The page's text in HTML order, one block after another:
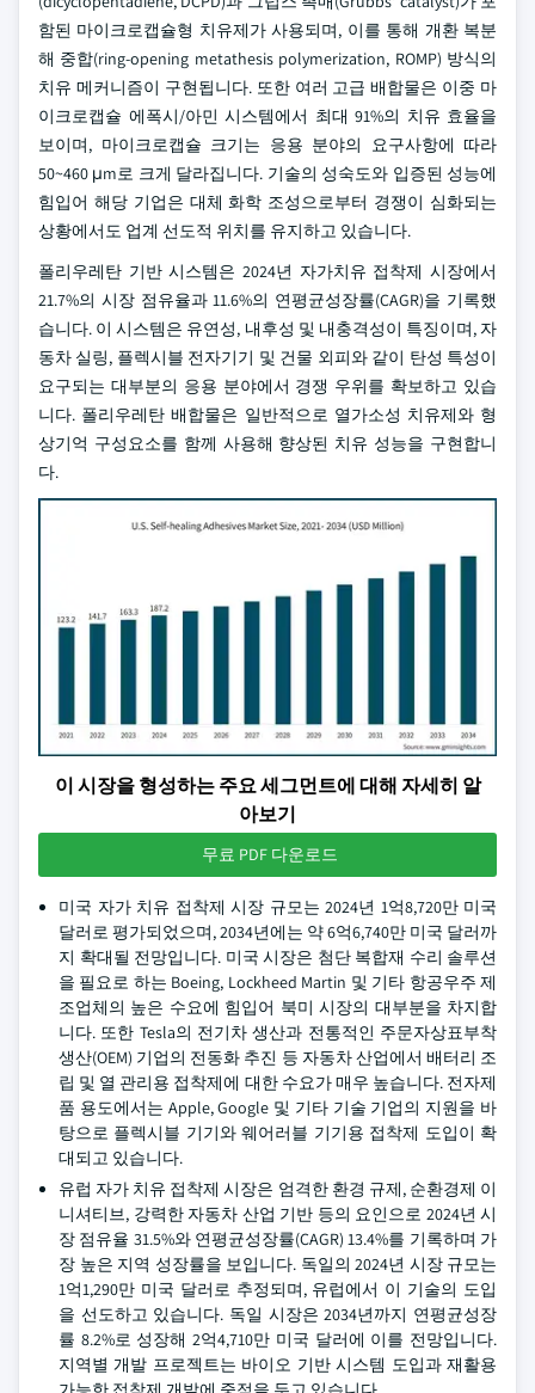
함된 마이크로캡슐형 치유제가 사용되며, 이를 통해 개환 복분
해 중합(ring-opening metathesis polymerization, ROMP) 방식의
치유 메커니즘이 구현됩니다. 또한 여러 고급 배합물은 이중 마
이크로캡슐 에폭시/아민 시스템에서 최대 91%의 치유 효율을
보이며, 마이크로캡슐 크기는 응용 분야의 요구사항에 따라
50~460 μm로 크게 달라집니다. 기술의 성숙도와 입증된 성능에
힘입어 해당 기업은 대체 화학 조성으로부터 경쟁이 심화되는
상황에서도 업계 선도적 위치를 유지하고 있습니다.
폴리우레탄 기반 시스템은 2024년 자가치유 접착제 시장에서
21.7%의 시장 점유율과 11.6%의 연평균성장률(CAGR)을 기록했
습니다. 이 시스템은 유연성, 내후성 및 내충격성이 특징이며, 자
동차 실링, 플렉시블 전자기기 및 건물 외피와 같이 탄성 특성이
요구되는 대부분의 응용 분야에서 경쟁 우위를 확보하고 있습
니다. 폴리우레탄 배합물은 일반적으로 열가소성 치유제와 형
상기억 구성요소를 함께 사용해 향상된 치유 성능을 구현합니
다.
이 시장을 형성하는 주요 세그먼트에 대해 자세히 알
아보기
무료 PDF 다운로드
미국 자가 치유 접착제 시장 규모는 2024년 1억8,720만 미국
달러로 평가되었으며, 2034년에는 약 6억6,740만 미국 달러까
지 확대될 전망입니다. 미국 시장은 첨단 복합재 수리 솔루션
을 필요로 하는 Boeing, Lockheed Martin 및 기타 항공우주 제
조업체의 높은 수요에 힘입어 북미 시장의 대부분을 차지합
니다. 또한 Tesla의 전기차 생산과 전통적인 주문자상표부착
생산(OEM) 기업의 전동화 추진 등 자동차 산업에서 배터리 조
립 및 열 관리용 접착제에 대한 수요가 매우 높습니다. 전자제
품 용도에서는 Apple, Google 및 기타 기술 기업의 지원을 바
탕으로 플렉시블 기기와 웨어러블 기기용 접착제 도입이 확
대되고 있습니다.
유럽 자가 치유 접착제 시장은 엄격한 환경 규제, 순환경제 이
니셔티브, 강력한 자동차 산업 기반 등의 요인으로 2024년 시
장 점유율 31.5%와 연평균성장률(CAGR) 13.4%를 기록하며 가
장 높은 지역 성장률을 보입니다. 독일의 2024년 시장 규모는
1억1,290만 미국 달러로 추정되며, 유럽에서 이 기술의 도입
을 선도하고 있습니다. 독일 시장은 2034년까지 연평균성장
률 8.2%로 성장해 2억4,710만 미국 달러에 이를 전망입니다.
지역별 개발 프로젝트는 바이오 기반 시스템 도입과 재활용